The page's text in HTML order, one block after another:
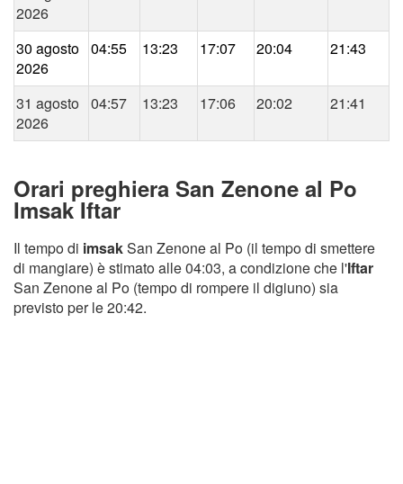
2026
30 agosto
2026
04:55 13:23 17:07 20:04 21:43
31 agosto
2026
04:57 13:23 17:06 20:02 21:41
Orari preghiera San Zenone al Po
Imsak Iftar
Il tempo di imsakSan Zenone al Po (il tempo di smettere
di mangiare) è stimato alle 04:03, a condizione che l'Iftar
San Zenone al Po (tempo di rompere il digiuno) sia
previsto per le 20:42.